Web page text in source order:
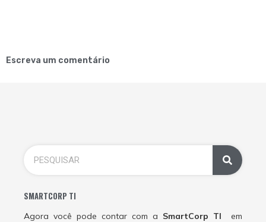
Escreva um comentário
SMARTCORP TI
Agora você pode contar com a SmartCorp TI em